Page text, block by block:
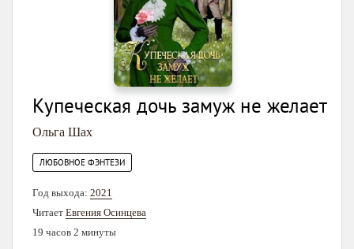
Купеческая дочь замуж не желает
Ольга Шах
ЛЮБОВНОЕ ФЭНТЕЗИ
Год выхода: 2021
Читает Евгения Осинцева
19 часов 2 минуты